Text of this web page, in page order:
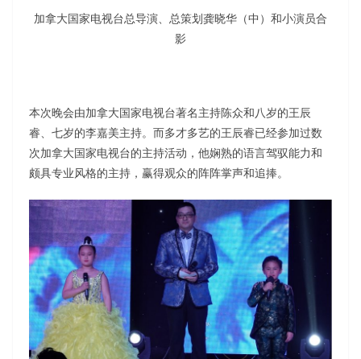
加拿大国家电视台总导演、总策划龚晓华（中）和小演员合
影
本次晚会由加拿大国家电视台著名主持陈众和八岁的王辰
睿、七岁的李嘉美主持。而多才多艺的王辰睿已经参加过数
次加拿大国家电视台的主持活动，他娴熟的语言驾驭能力和
颇具专业风格的主持，赢得观众的阵阵掌声和追捧。